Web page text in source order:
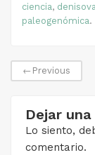
ciencia,
paleogenómica.
← Previous
Dejar
Lo siento,
comentario.